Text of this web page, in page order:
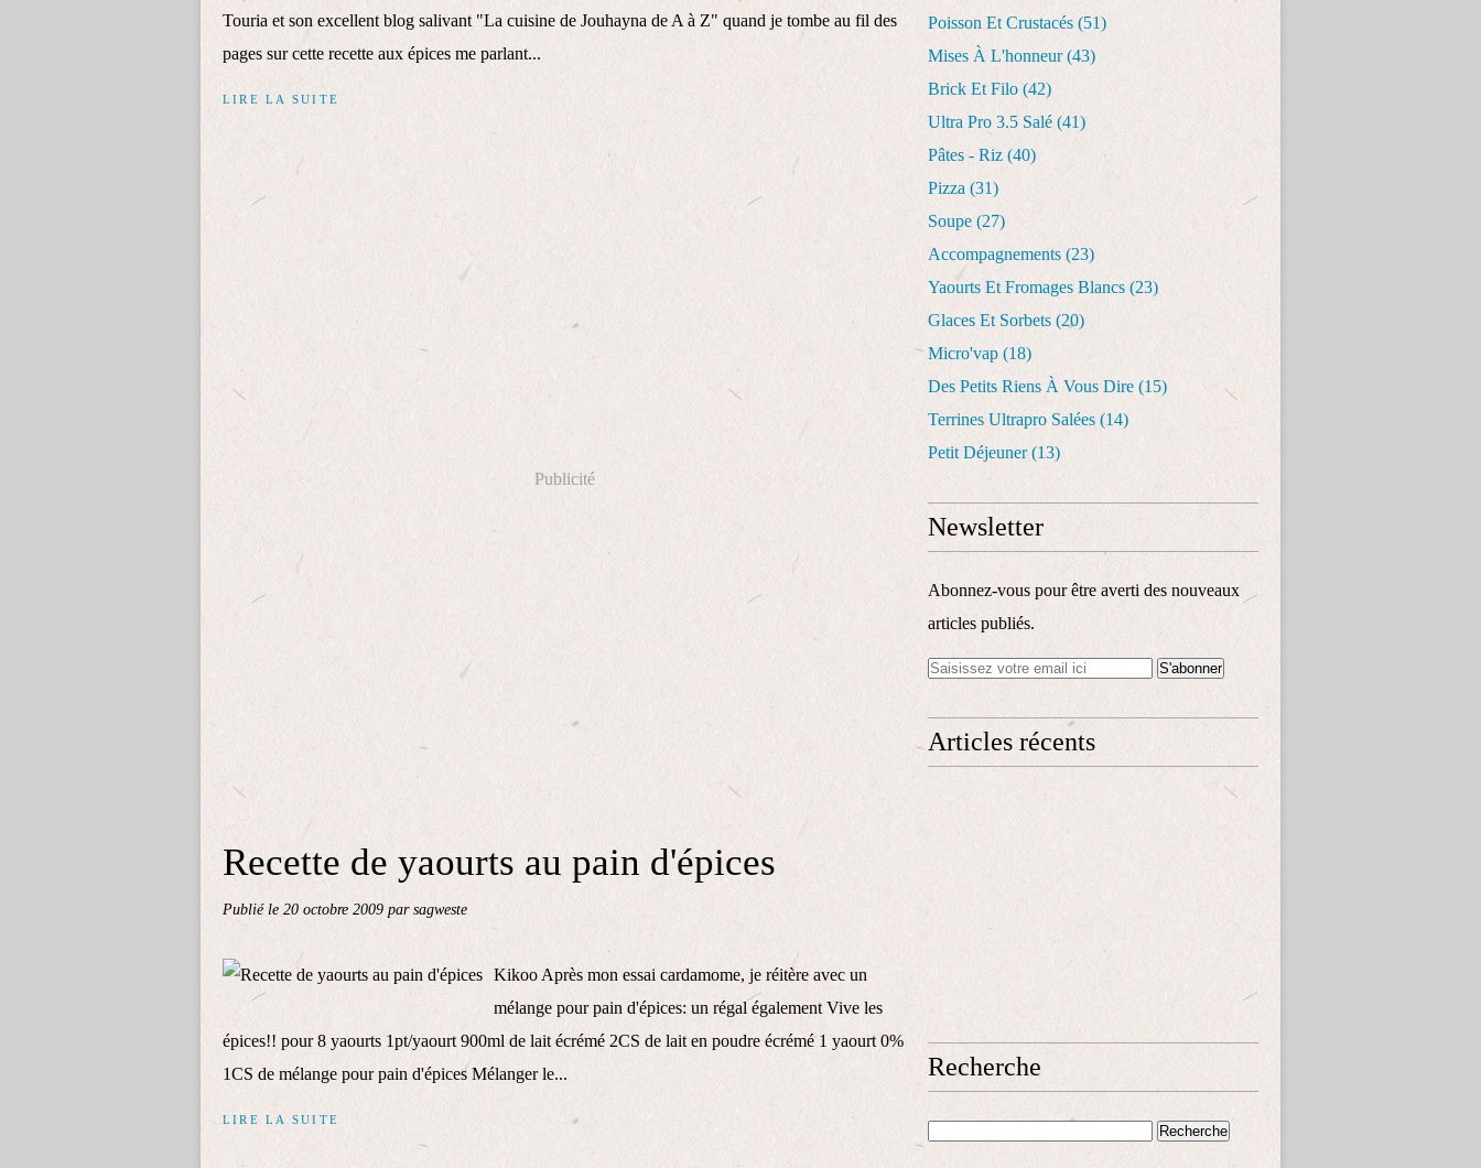
Touria et son excellent blog salivant "La cuisine de Jouhayna de A à Z" quand je tombe au fil des
pages sur cette recette aux épices me parlant...
LIRE LA SUITE
Publicité
Recette de yaourts au pain d'épices
Publié le 20 octobre 2009 par sagweste
Kikoo Après mon essai cardamome, je réitère avec un
mélange pour pain d'épices: un régal également Vive les
épices!! pour 8 yaourts 1pt/yaourt 900ml de lait écrémé 2CS de lait en poudre écrémé 1 yaourt 0%
1CS de mélange pour pain d'épices Mélanger le...
LIRE LA SUITE
Poisson Et Crustacés (51)
Mises À L'honneur(43)
Brick Et Filo (42)
Ultra Pro 3.5 Salé (41)
Pâtes - Riz (40)
Pizza (31)
Soupe (27)
Accompagnements (23)
Yaourts Et Fromages Blancs (23)
Glaces Et Sorbets (20)
Micro'vap (18)
Des Petits Riens À Vous Dire (15)
Terrines Ultrapro Salées (14)
Petit Déjeuner(13)
Newsletter
Abonnez-vous pour être averti des nouveaux
articles publiés.
Articles récents
Recherche